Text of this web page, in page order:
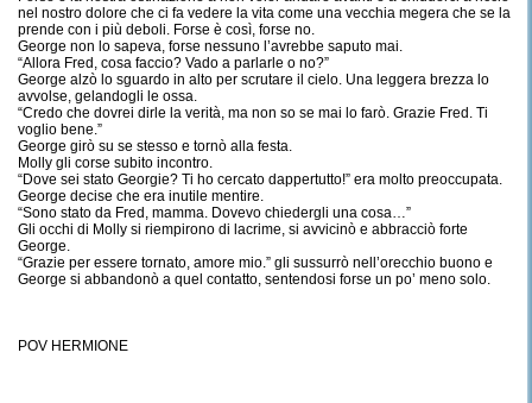
nel nostro dolore che ci fa vedere la vita come una vecchia megera che se la
prende con i più deboli. Forse è così, forse no.
George non lo sapeva, forse nessuno l’avrebbe saputo mai.
“Allora Fred, cosa faccio? Vado a parlarle o no?”
George alzò lo sguardo in alto per scrutare il cielo. Una leggera brezza lo
avvolse, gelandogli le ossa.
“Credo che dovrei dirle la verità, ma non so se mai lo farò. Grazie Fred. Ti
voglio bene.”
George girò su se stesso e tornò alla festa.
Molly gli corse subito incontro.
“Dove sei stato Georgie? Ti ho cercato dappertutto!” era molto preoccupata.
George decise che era inutile mentire.
“Sono stato da Fred, mamma. Dovevo chiedergli una cosa…”
Gli occhi di Molly si riempirono di lacrime, si avvicinò e abbracciò forte
George.
“Grazie per essere tornato, amore mio.” gli sussurrò nell’orecchio buono e
George si abbandonò a quel contatto, sentendosi forse un po’ meno solo.
POV HERMIONE